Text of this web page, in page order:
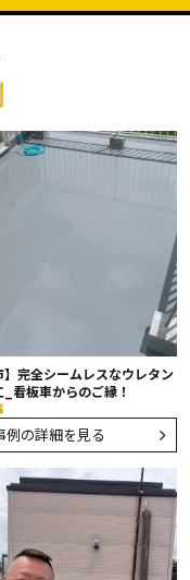
】完全シームレスなウレタン
看板車からのご縁！
例の詳細を見る